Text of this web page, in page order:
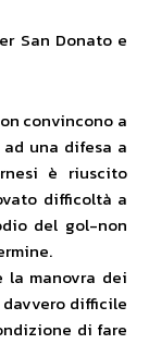
San Donato e
convincono a
una difesa a
è riuscito
difficoltà a
del gol-non
la manovra dei
difficile
di fare